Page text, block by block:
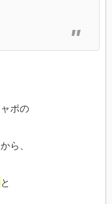
ポの
ら、
と